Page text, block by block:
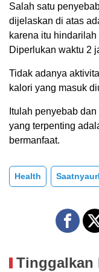
Salah satu
dijelaskan di atas
karena itu
Diperlukan waktu 2
Tidak adanya
kalori yang masuk
Itulah penyebab
yang terpenting
bermanfaat.
Health
Tinggalkan